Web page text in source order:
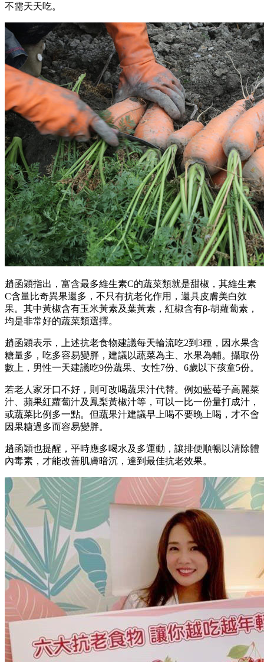
不需天天吃。
趙函穎指出，富含最多維生素C的蔬菜類就是甜椒，其維生素
C含量比奇異果還多，不只有抗老化作用，還具皮膚美白效
果。其中黃椒含有玉米黃素及葉黃素，紅椒含有β-胡蘿蔔素，
均是非常好的蔬菜類選擇。
趙函穎表示，上述抗老食物建議每天輪流吃2到3種，因水果含
糖量多，吃多容易變胖，建議以蔬菜為主、水果為輔。攝取份
數上，男性一天建議吃9份蔬果、女性7份、6歲以下孩童5份。
若老人家牙口不好，則可改喝蔬果汁代替。例如藍莓子高麗菜
汁、蘋果紅蘿蔔汁及鳳梨黃椒汁等，可以一比一份量打成汁，
或蔬菜比例多一點。但蔬果汁建議早上喝不要晚上喝，才不會
因果糖過多而容易變胖。
趙函穎也提醒，平時應多喝水及多運動，讓排便順暢以清除體
內毒素，才能改善肌膚暗沉，達到最佳抗老效果。